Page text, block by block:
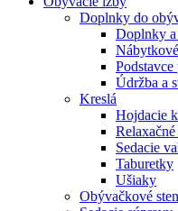
Doplnky do
Doplnky a
Údržba a
Kreslá
Hojdacie
Relaxačné
Sedacie
Taburetky
Ušiaky
Obývačkové